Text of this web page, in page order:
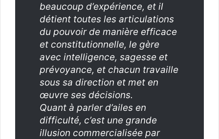
beaucoup d’expérience, et il
détient toutes les articulations
du pouvoir de manière efficace
et constitutionnelle, le gère
avec intelligence, sagesse et
prévoyance, et chacun travaille
sous sa direction et met en
œuvre ses décisions.
Quant à parler d’ailes en
difficulté, c’est une grande
illusion commercialisée par